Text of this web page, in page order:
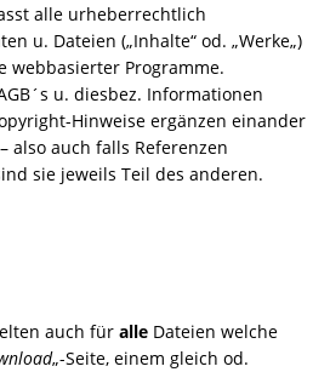
alle urheberrechtlich
u. Dateien („Inhalte“ od. „Werke„)
webbasierter Programme.
u. diesbez. Informationen
Hinweise ergänzen einander
also auch falls Referenzen
sie jeweils Teil des anderen.
auch für alle Dateien welche
„-Seite, einem gleich od.